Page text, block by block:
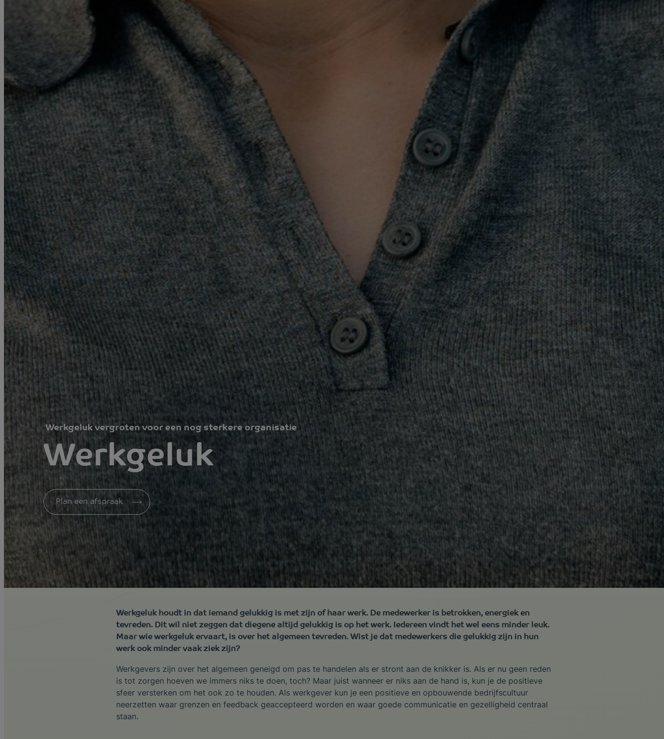
Werkgeluk vergroten voor een nog sterkere organisatie
Werkgeluk
Plan een afspraak
Werkgeluk houdt in dat iemand gelukkig is met zijn of haar werk. De medewerker is betrokken, energiek en
tevreden. Dit wil niet zeggen dat diegene altijd gelukkig is op het werk. Iedereen vindt het wel eens minder leuk.
Maar wie werkgeluk ervaart, is over het algemeen tevreden. Wist je dat medewerkers die gelukkig zijn in hun
werk ook minder vaak ziek zijn?
Werkgevers zijn over het algemeen geneigd om pas te handelen als er stront aan de knikker is. Als er nu geen reden
is tot zorgen hoeven we immers niks te doen, toch? Maar juist wanneer er niks aan de hand is, kun je de positieve
sfeer versterken om het ook zo te houden. Als werkgever kun je een positieve en opbouwende bedrijfscultuur
neerzetten waar grenzen en feedback geaccepteerd worden en waar goede communicatie en gezelligheid centraal
staan.